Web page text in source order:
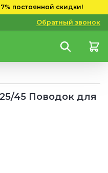
постоянной скидки!
Обратный звонок
45 Поводок для